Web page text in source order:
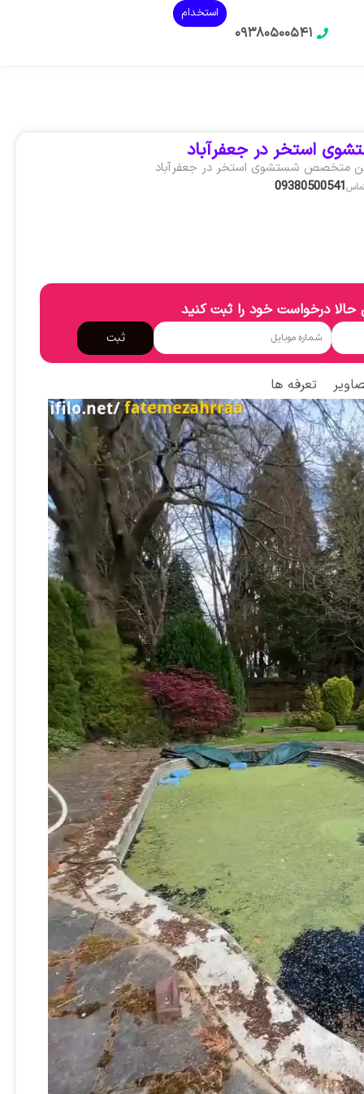
۰۹۳۸۰۵۰۰۵۴۱
استخدام
استخر در جعفرآباد
متخصص شستشوی استخر در جعفرآباد
09380500541
درخواست خود را ثبت کنید
ثبت
تعرفه ها